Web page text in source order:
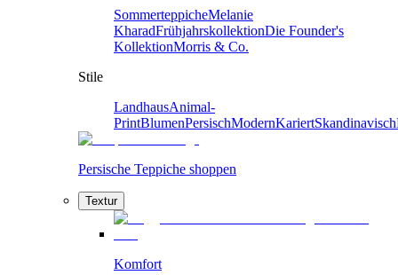
SommerteppicheMelanie
KharadFrühjahrskollektionDie Founder's
KollektionMorris & Co.
Stile
LandhausAnimal-
PrintBlumenPersischModernKariertSkandinavisch
Persische Teppiche shoppen
Textur
Komfort